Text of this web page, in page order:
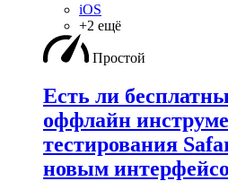
iOS
+2 ещё
Простой
Есть ли
оффлайн
тестирования
новым